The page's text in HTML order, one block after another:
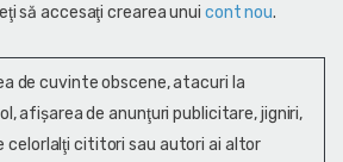
să accesaţi crearea unui cont nou.
de cuvinte obscene, atacuri la
afişarea de anunţuri publicitare, jigniri,
celorlalţi cititori sau autori ai altor